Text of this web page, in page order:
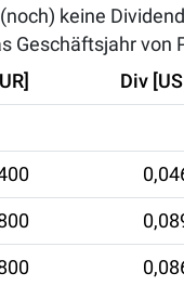
keine
Geschäftsjahr von
Div